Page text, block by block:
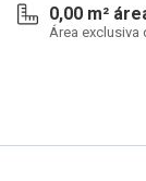
0,00 m²
Área exclusiva